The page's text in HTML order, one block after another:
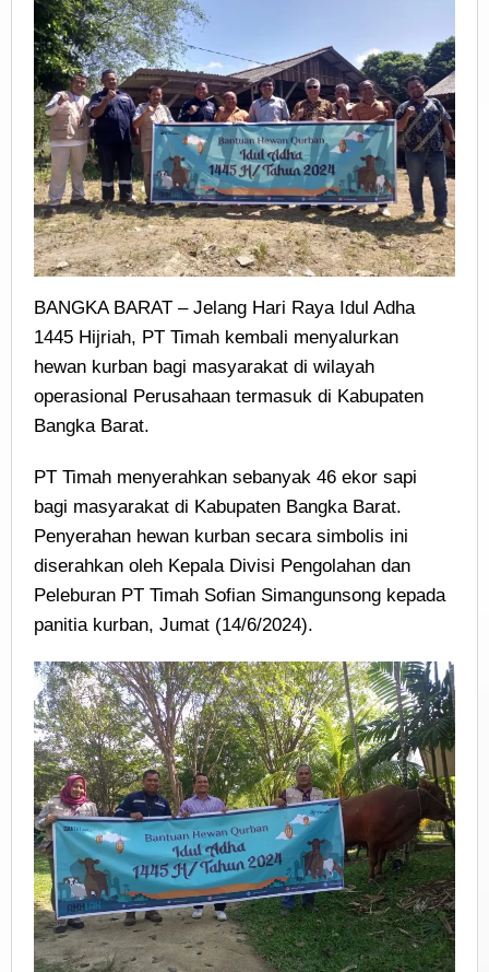
BANGKA BARAT – Jelang Hari Raya Idul Adha
1445 Hijriah, PT Timah kembali menyalurkan
hewan kurban bagi masyarakat di wilayah
operasional Perusahaan termasuk di Kabupaten
Bangka Barat.
PT Timah menyerahkan sebanyak 46 ekor sapi
bagi masyarakat di Kabupaten Bangka Barat.
Penyerahan hewan kurban secara simbolis ini
diserahkan oleh Kepala Divisi Pengolahan dan
Peleburan PT Timah Sofian Simangunsong kepada
panitia kurban, Jumat (14/6/2024).